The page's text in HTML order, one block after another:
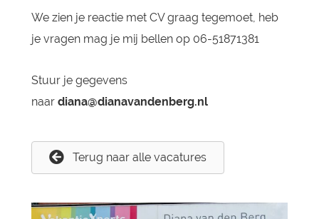
We zien je reactie met CV graag tegemoet, heb
je vragen mag je mij bellen op 06-51871381
Stuur je gegevens
naar diana@dianavandenberg.nl
Terug naar alle vacatures